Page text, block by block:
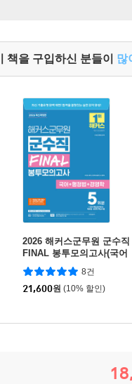
책을 구입하신 분들이 많
2026 해커스군무원 군수직
FINAL 봉투모의고사(국어
+행정법+경영학) (9급·7
급?군무원)
8건
21,600원 (10% 할인)